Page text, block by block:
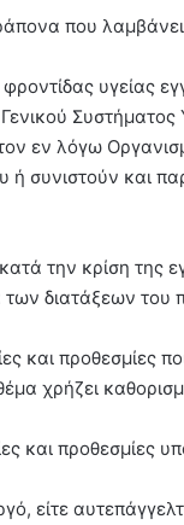
που
υγείας
εν λόγω
ή συνιστούν και
την κρίση της
διατάξεων
και
χρήζει
και
είτε